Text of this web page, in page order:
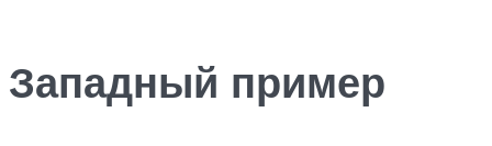
Западный пример